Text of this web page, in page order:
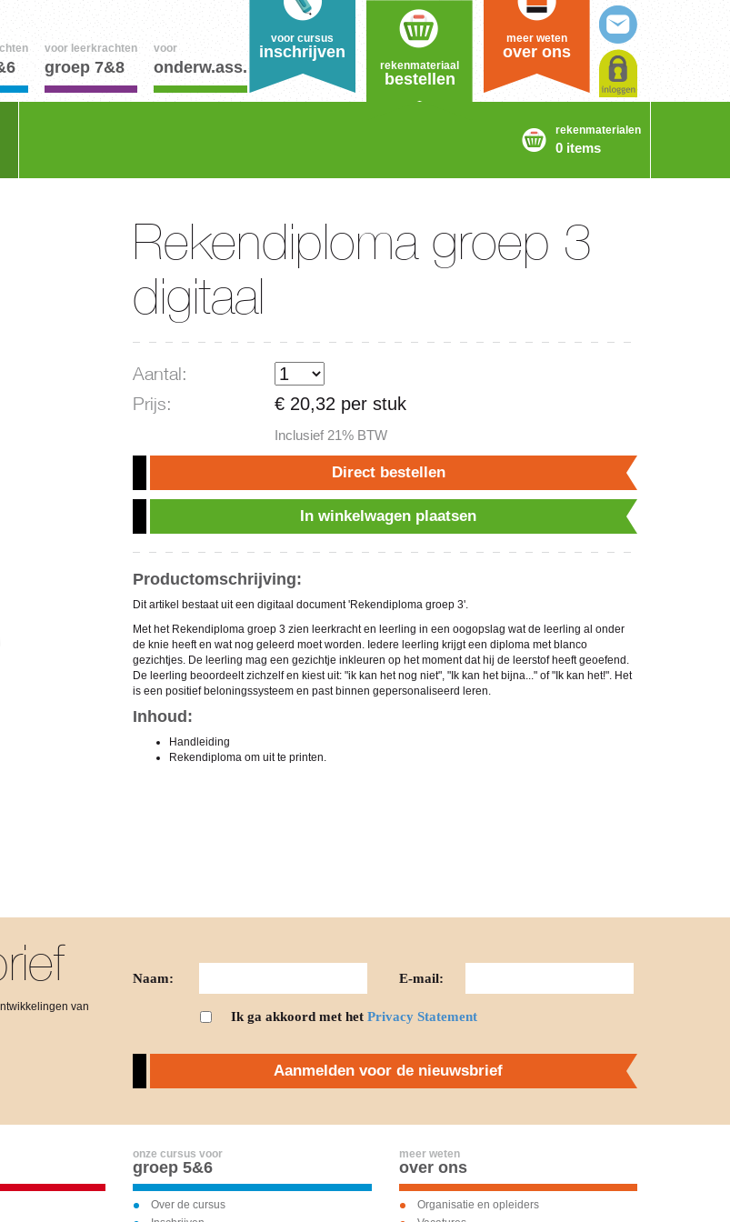
voor leerkrachten
groep 7&8
voor
onderw.ass.
voor cursus
inschrijven
rekenmateriaal
bestellen
meer weten
over ons
rekenmaterialen
0 items
Rekendiploma groep 3
digitaal
Aantal:
Prijs:
€ 20,32 per stuk
Inclusief 21% BTW
Direct bestellen
In winkelwagen plaatsen
Productomschrijving:
Dit artikel bestaat uit een digitaal document 'Rekendiploma groep 3'.
Met het Rekendiploma groep 3 zien leerkracht en leerling in een oogopslag wat de leerling al onder
de knie heeft en wat nog geleerd moet worden. Iedere leerling krijgt een diploma met blanco
gezichtjes. De leerling mag een gezichtje inkleuren op het moment dat hij de leerstof heeft geoefend.
De leerling beoordeelt zichzelf en kiest uit: "ik kan het nog niet", "Ik kan het bijna..." of "Ik kan het!". Het
is een positief beloningssysteem en past binnen gepersonaliseerd leren.
Inhoud:
Handleiding
Rekendiploma om uit te printen.
van
Naam: E-mail:
Ik ga akkoord met het Privacy Statement
Aanmelden voor de nieuwsbrief
onze cursus voor
groep 5&6
Over de cursus
meer weten
over ons
Organisatie en opleiders